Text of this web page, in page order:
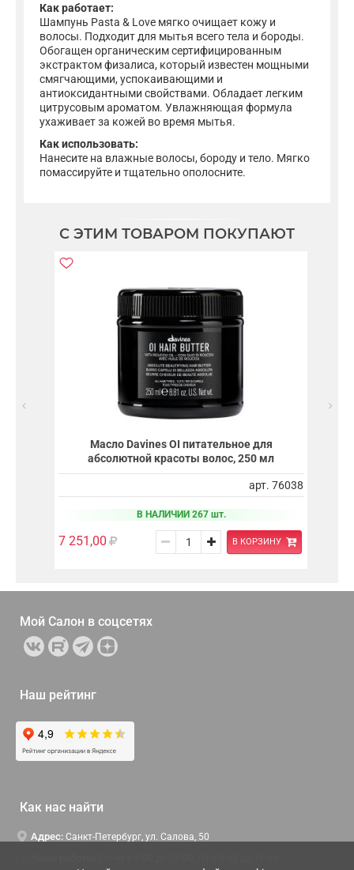
Как работает:
Шампунь Pasta & Love мягко очищает кожу и
волосы. Подходит для мытья всего тела и бороды.
Обогащен органическим сертифицированным
экстрактом физалиса, который известен мощными
смягчающими, успокаивающими и
антиоксидантными свойствами. Обладает легким
цитрусовым ароматом. Увлажняющая формула
ухаживает за кожей во время мытья.
Как использовать:
Нанесите на влажные волосы, бороду и тело. Мягко
помассируйте и тщательно ополосните.
С ЭТИМ ТОВАРОМ ПОКУПАЮТ
Масло Davines OI питательное для
абсолютной красоты волос, 250 мл
арт. 76038
В НАЛИЧИИ 267 шт.
7 251,00 В КОРЗИНУ
Мой Салон в соцсетях
Наш рейтинг
Как нас найти
Адрес: Санкт-Петербург, ул. Салова, 50